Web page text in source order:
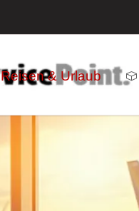
Reisen & Urlaub